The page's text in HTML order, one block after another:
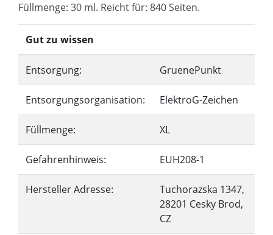
Füllmenge: 30 ml. Reicht für: 840 Seiten.
Gut zu wissen
Entsorgung: GruenePunkt
Entsorgungsorganisation: ElektroG-Zeichen
Füllmenge: XL
Gefahrenhinweis: EUH208-1
Hersteller Adresse:
Tuchorazska 1347,
28201 Cesky Brod,
CZ